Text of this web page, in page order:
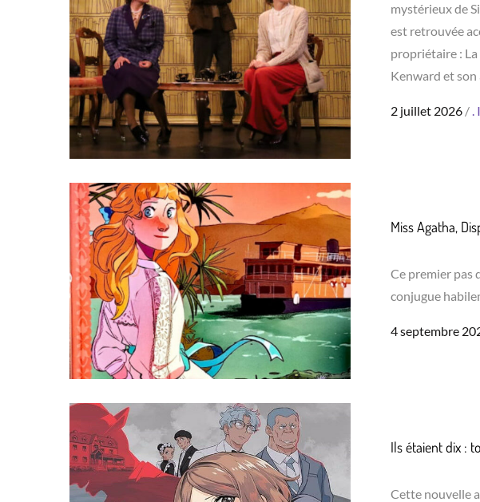
mystérieux de
est retrouvée
propriétaire : La
Kenward et
Posted
2 juillet 2026 .
Miss Agatha,
Ce premier pas
conjugue
Posted
4 septembre
Ils étaient dix :
Cette nouvelle